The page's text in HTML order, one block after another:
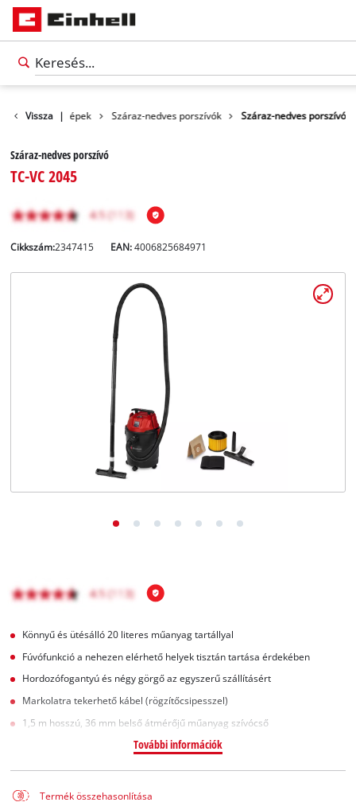
Vissza |
Tisztítógépek Száraz-nedves porszívók Száraz-nedves porszívó
Száraz-nedves porszívó
TC-VC 2045
Cikkszám:2347415 EAN:4006825684971
Könnyű és ütésálló 20 literes műanyag tartállyal
Fúvófunkció a nehezen elérhető helyek tisztán tartása érdekében
Hordozófogantyú és négy görgő az egyszerű szállításért
Markolatra tekerhető kábel (rögzítőcsipesszel)
1,5 m hosszú, 36 mm belső átmérőjű műanyag szívócső
További információk
Termék összehasonlítása